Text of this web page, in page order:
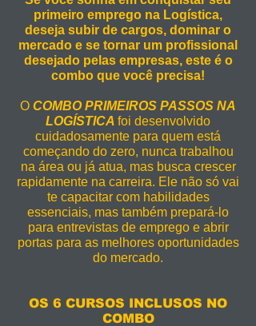
primeiro emprego na Logística,
deseja subir de cargos, dominar o
mercado e se tornar um profissional
desejado pelas empresas, este é o
combo que você precisa!
O COMBO PRIMEIROS PASSOS NA
LOGÍSTICA foi desenvolvido
cuidadosamente para quem está
começando do zero, nunca trabalhou
na área ou já atua, mas busca crescer
rapidamente na carreira. Ele não só vai
te capacitar com habilidades
essenciais, mas também prepará-lo
para entrevistas de emprego e abrir
portas para as melhores oportunidades
do mercado.
OS 6 CURSOS INCLUSOS NO
COMBO